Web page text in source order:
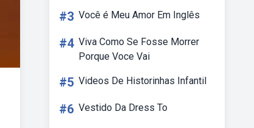
#3 Você é Meu Amor Em Inglês
#4 Viva Como Se Fosse Morrer
Porque Voce Vai
#5 Videos De Historinhas Infantil
#6 Vestido Da Dress To